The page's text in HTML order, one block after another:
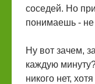
соседей. Но
понимаешь - не
Ну вот зачем,
каждую
никого нет,